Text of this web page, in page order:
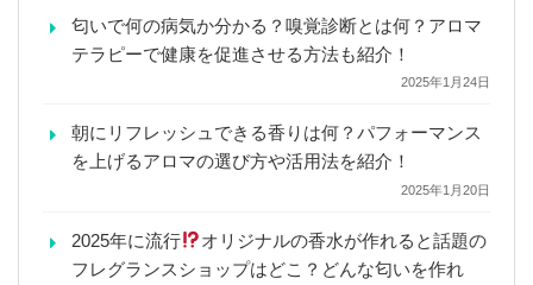
匂いで何の病気か分かる？嗅覚診断とは何？アロマ
テラピーで健康を促進させる方法も紹介！
2025年1月24日
朝にリフレッシュできる香りは何？パフォーマンス
を上げるアロマの選び方や活用法を紹介！
2025年1月20日
2025年に流行
オリジナルの香水が作れると話題の
フレグランスショップはどこ？どんな匂いを作れ